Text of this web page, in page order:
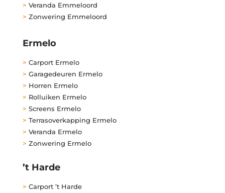
> Veranda Emmeloord
> Zonwering Emmeloord
Ermelo
> Carport Ermelo
> Garagedeuren Ermelo
> Horren Ermelo
> Rolluiken Ermelo
> Screens Ermelo
> Terrasoverkapping Ermelo
> Veranda Ermelo
> Zonwering Ermelo
’t Harde
> Carport ’t Harde